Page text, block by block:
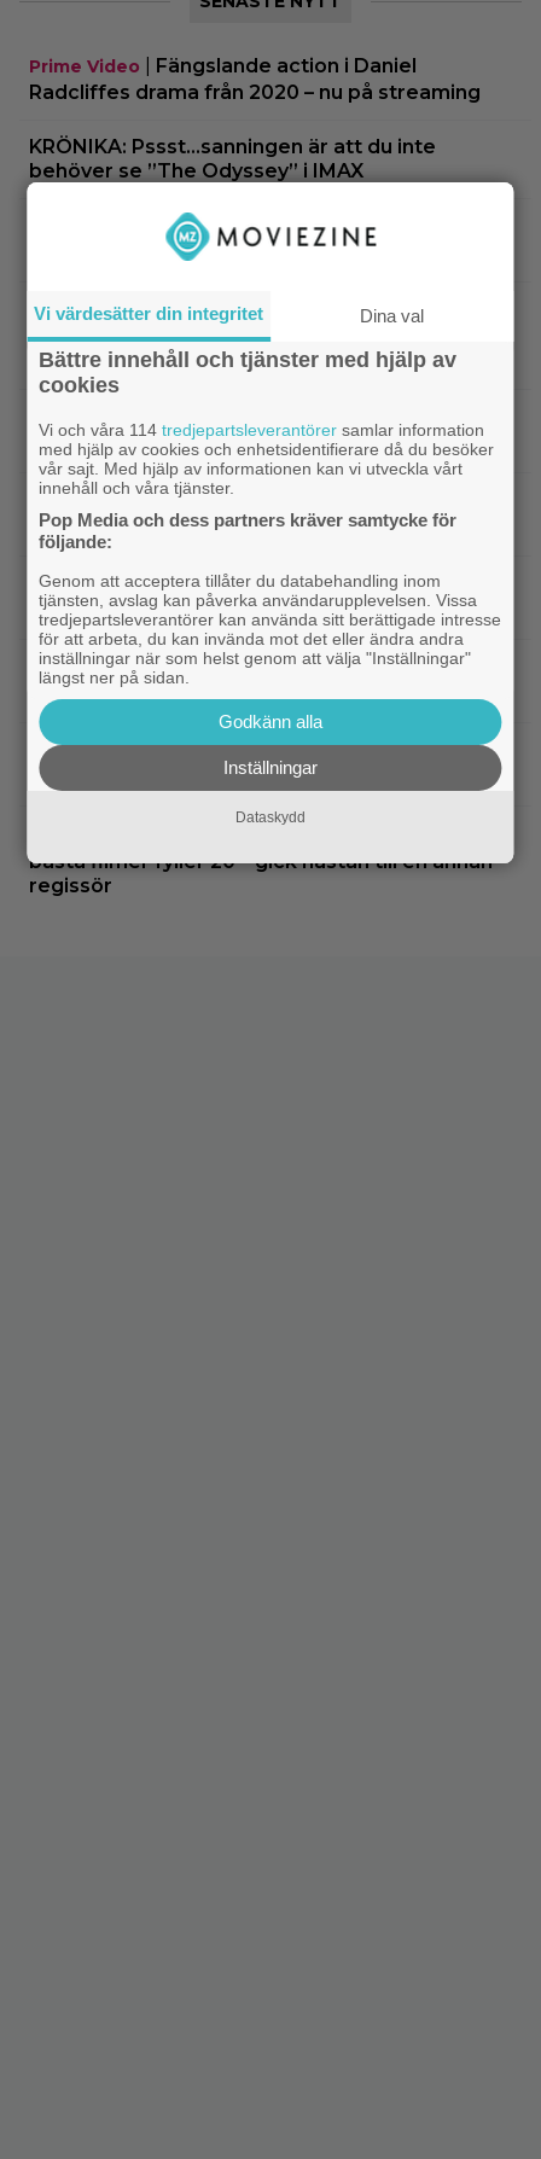
Prime Video
Fängslande action i Daniel
Radcliffes drama från 2020 – nu på streaming
KRÖNIKA: Pssst…sanningen är att du inte
behöver se ”The Odyssey” i IMAX
Glöm ”Nyckeln till frihet” – tidernas
bästa fängelsefilm är korad
Exklusivt|Vilhelm Blomgren blev uppläxad av Ari
Aster – första inspelningsdagen: ”Tala om
oerfaren”
AI |
Warner Bros får kritik: AI-animerad hund gör
reklam för filmen ”The End of Oak Street”
”The Simpsons” kan ta slut efter 40
säsonger – tror skådespelaren bakom Bart
Klassiker|90-talets roligaste komedi intar
Viaplay: ”Sjuk humor och genialiskt manus”
HBO Max|Nu på HBO Max: Tom Hardy gör sin
bästa roll i ”fullkomligt lysande” drama från 2013
Streamingtips |Kvällens tv-tips: Du kan inte ana
vem som är mördaren i ”Beck” nummer 20
bästa filmer fyller 20 – gick nästan till en annan
regissör
Vi värdesätter din integritet Dina val
Bättre innehåll och tjänster med hjälp av
cookies
Vi och våra 114tredjepartsleverantörer samlar information
med hjälp av cookies och enhetsidentifierare då du besöker
vår sajt. Med hjälp av informationen kan vi utveckla vårt
innehåll och våra tjänster.
Pop Media och dess partners kräver samtycke för
följande:
Genom att acceptera tillåter du databehandling inom
tjänsten, avslag kan påverka användarupplevelsen. Vissa
tredjepartsleverantörer kan använda sitt berättigade intresse
för att arbeta, du kan invända mot det eller ändra andra
inställningar när som helst genom att välja "Inställningar"
längst ner på sidan.
Godkänn alla
Inställningar
Dataskydd